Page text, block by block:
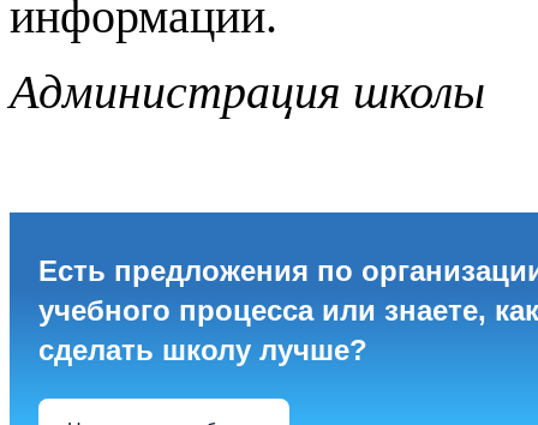
Есть предложения по
учебного процесса или знаете, как
Школа абитуриента